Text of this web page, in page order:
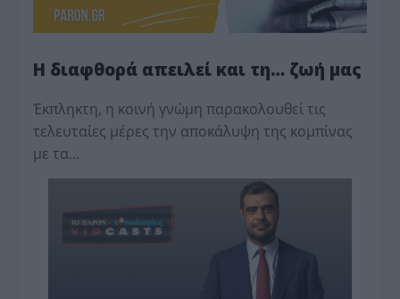
Η διαφθορά απειλεί και τη… ζωή μας
Έκπληκτη, η κοινή γνώμη παρακολουθεί τις
τελευταίες μέρες την αποκάλυψη της κο­μπίνας
με τα…